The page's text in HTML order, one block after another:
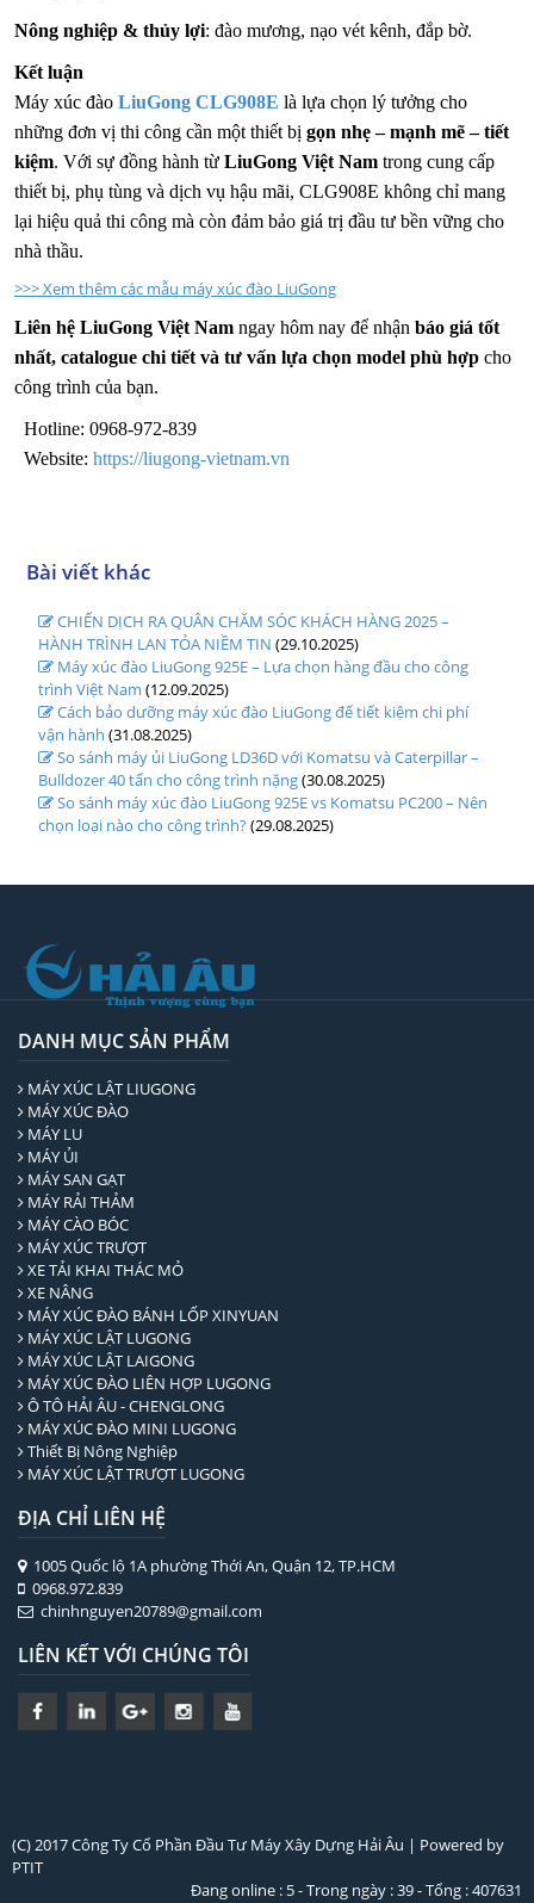
Nông nghiệp & thủy lợi: đào mương, nạo vét kênh, đắp bờ.
Kết luận
Máy xúc đào LiuGong CLG908E là lựa chọn lý tưởng cho
những đơn vị thi công cần một thiết bị gọn nhẹ – mạnh mẽ – tiết
kiệm. Với sự đồng hành từ LiuGong Việt Nam trong cung cấp
thiết bị, phụ tùng và dịch vụ hậu mãi, CLG908E không chỉ mang
lại hiệu quả thi công mà còn đảm bảo giá trị đầu tư bền vững cho
nhà thầu.
>>> Xem thêm các mẫu máy xúc đào LiuGong
Liên hệ LiuGong Việt Nam ngay hôm nay để nhận báo giá tốt
nhất, catalogue chi tiết và tư vấn lựa chọn model phù hợp cho
công trình của bạn.
Hotline: 0968-972-839
Website: https://liugong-vietnam.vn
Bài viết khác
CHIẾN DỊCH RA QUÂN CHĂM SÓC KHÁCH HÀNG 2025 –
HÀNH TRÌNH LAN TỎA NIỀM TIN (29.10.2025)
Máy xúc đào LiuGong 925E – Lựa chọn hàng đầu cho công
trình Việt Nam (12.09.2025)
Cách bảo dưỡng máy xúc đào LiuGong để tiết kiệm chi phí
vận hành (31.08.2025)
So sánh máy ủi LiuGong LD36D với Komatsu và Caterpillar –
Bulldozer 40 tấn cho công trình nặng(30.08.2025)
So sánh máy xúc đào LiuGong 925E vs Komatsu PC200 – Nên
chọn loại nào cho công trình?(29.08.2025)
DANH MỤC SẢN PHẨM
MÁY XÚC LẬT LIUGONG
MÁY XÚC ĐÀO
MÁY LU
MÁY ỦI
MÁY SAN GẠT
MÁY RẢI THẢM
MÁY CÀO BÓC
MÁY XÚC TRƯỢT
XE TẢI KHAI THÁC MỎ
XE NÂNG
MÁY XÚC ĐÀO BÁNH LỐP XINYUAN
MÁY XÚC LẬT LUGONG
MÁY XÚC LẬT LAIGONG
MÁY XÚC ĐÀO LIÊN HỢP LUGONG
Ô TÔ HẢI ÂU - CHENGLONG
MÁY XÚC ĐÀO MINI LUGONG
Thiết Bị Nông Nghiệp
MÁY XÚC LẬT TRƯỢT LUGONG
ĐỊA CHỈ LIÊN HỆ
1005 Quốc lộ 1A phường Thới An, Quận 12, TP.HCM
0968.972.839
chinhnguyen20789@gmail.com
LIÊN KẾT VỚI CHÚNG TÔI
(C) 2017 Công Ty Cổ Phần Đầu Tư Máy Xây Dựng Hải Âu | Powered by
PTIT
Đang online : 5 - Trong ngày : 39 - Tổng : 407631